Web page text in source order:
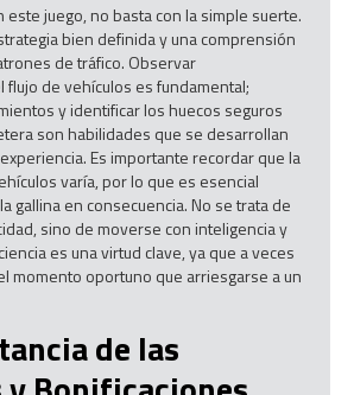
este juego, no basta con la simple suerte.
bien definida y una comprensión
de tráfico. Observar
flujo de vehículos es fundamental;
y identificar los huecos seguros
son habilidades que se desarrollan
Es importante recordar que la
varía, por lo que es esencial
gallina en consecuencia. No se trata de
sino de moverse con inteligencia y
es una virtud clave, ya que a veces
momento oportuno que arriesgarse a un
de las